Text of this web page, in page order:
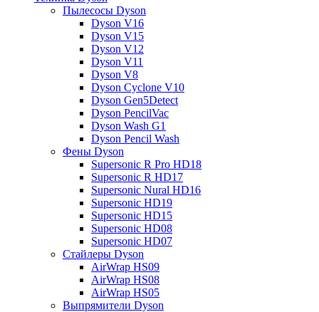
Пылесосы Dyson
Dyson V16
Dyson V15
Dyson V12
Dyson V11
Dyson V8
Dyson Cyclone V10
Dyson Gen5Detect
Dyson PencilVac
Dyson Wash G1
Dyson Pencil Wash
Фены Dyson
Supersonic R Pro HD18
Supersonic R HD17
Supersonic Nural HD16
Supersonic HD19
Supersonic HD15
Supersonic HD08
Supersonic HD07
Стайлеры Dyson
AirWrap HS09
AirWrap HS08
AirWrap HS05
Выпрямители Dyson